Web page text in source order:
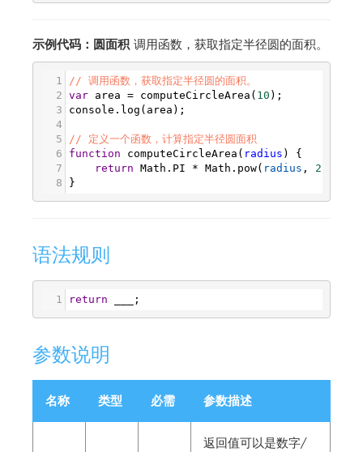
示例代码：圆面积 调用函数，获取指定半径圆的面积。
1
// 调用函数，获取指定半径圆的面积。
2 var area = computeCircleArea ( 10 );
3
console . log ( area );
4
5
// 定义一个函数，计算指定半径圆面积
6
function computeCircleArea ( radius ) {
7
return Math . PI * Math . pow( radius , 2
8
}
语法规则
1 return ;
参数说明
名称 类型 必需 参数描述
返回值可以是数字/